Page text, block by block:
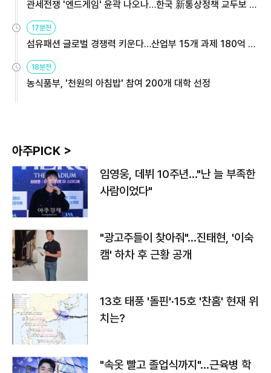
관세전쟁 '엔드게임' 윤곽 나오나…한국 新통상정책 교두보 활
용해야
17분전
섬유패션 글로벌 경쟁력 키운다…산업부 15개 과제 180억 지
원
18분전
농식품부, '천원의 아침밥' 참여 200개 대학 선정
아주PICK >
임영웅, 데뷔 10주년…"난 늘 부족한
사람이었다"
"광고주들이 찾아줘"…진태현, '이숙
캠' 하차 후 근황 공개
13호 태풍 '돌핀'·15호 '찬홈' 현재 위
치는?
"속옷 빨고 졸업식까지"…근육병 학